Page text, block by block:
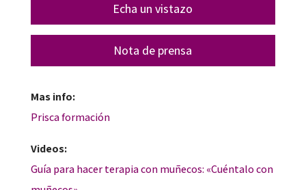
Echa un vistazo
Nota de prensa
Mas info:
Prisca formación
Videos:
Guía para hacer terapia con muñecos: «Cuéntalo con